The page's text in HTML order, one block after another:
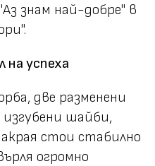
знам най-добре" в
на успеха
две разменени
шайби,
стои стабилно
огромно